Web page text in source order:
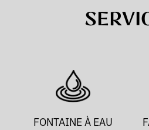
FONTAINE À EAU